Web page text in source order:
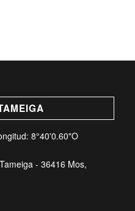
8°40'0.60"O
- 36416 Mos,